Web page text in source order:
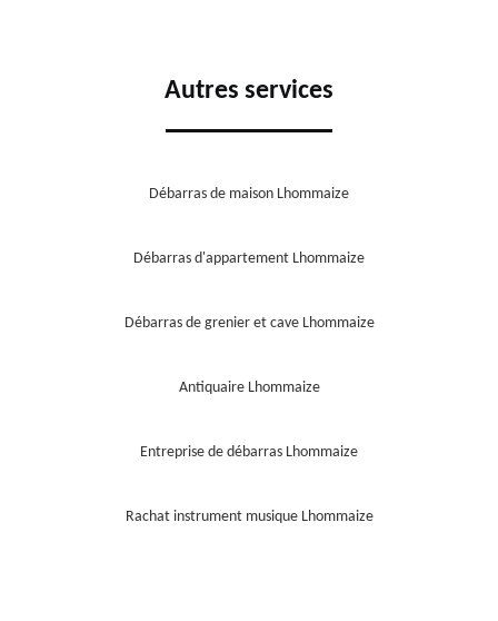
Autres services
Débarras de maison Lhommaize
Débarras d'appartement Lhommaize
Débarras de grenier et cave Lhommaize
Antiquaire Lhommaize
Entreprise de débarras Lhommaize
Rachat instrument musique Lhommaize